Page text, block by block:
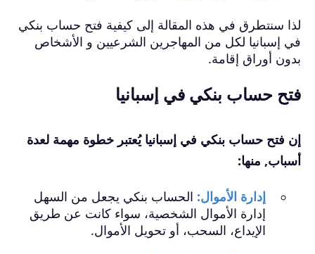
لذا سنتطرق في هذه المقالة إلى كيفية فتح حساب بنكي
في إسبانيا لكل من المهاجرين الشرعيين و الأشخاص
بدون أوراق إقامة.
فتح حساب بنكي في إسبانيا
إن فتح حساب بنكي في إسبانيا يُعتبر خطوة مهمة لعدة
أسباب, منها:
إدارة الأموال: الحساب بنكي يجعل من السهل
إدارة الأموال الشخصية، سواء كانت عن طريق
الإيداع، السحب، أو تحويل الأموال.